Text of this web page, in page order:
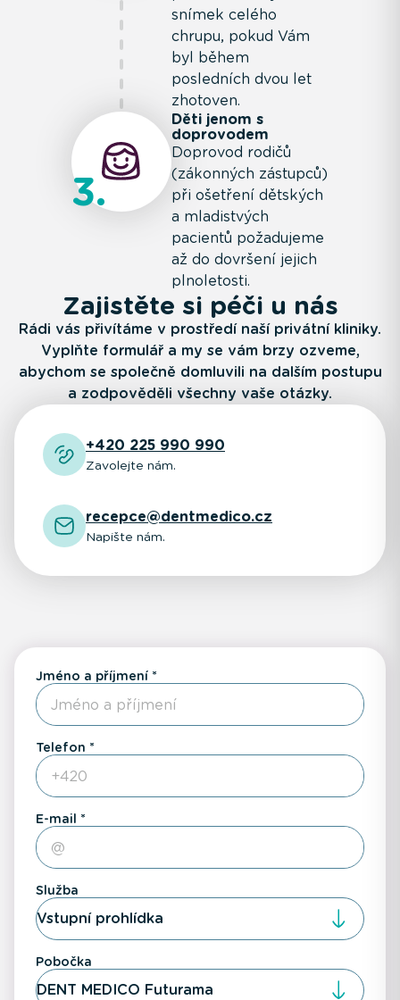
snímek celého
chrupu, pokud Vám
byl během
posledních dvou let
zhotoven.
3
Děti jenom s
doprovodem
Doprovod rodičů
(zákonných zástupců)
při ošetření dětských
a mladistvých
pacientů požadujeme
až do dovršení jejich
plnoletosti.
Zajistěte si péči u nás
Rádi vás přivítáme v prostředí naší privátní kliniky.
Vyplňte formulář a my se vám brzy ozveme,
abychom se společně domluvili na dalším postupu
a zodpověděli všechny vaše otázky.
+420 225 990 990
Zavolejte nám.
recepce@dentmedico.cz
Napište nám.
Jméno a příjmení
Telefon
E-mail
Služba
Vstupní prohlídka
Pobočka
DENT MEDICO Futurama